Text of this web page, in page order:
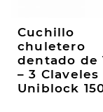
Cuchillo
chuletero
dentado de
– 3 Claveles
Uniblock